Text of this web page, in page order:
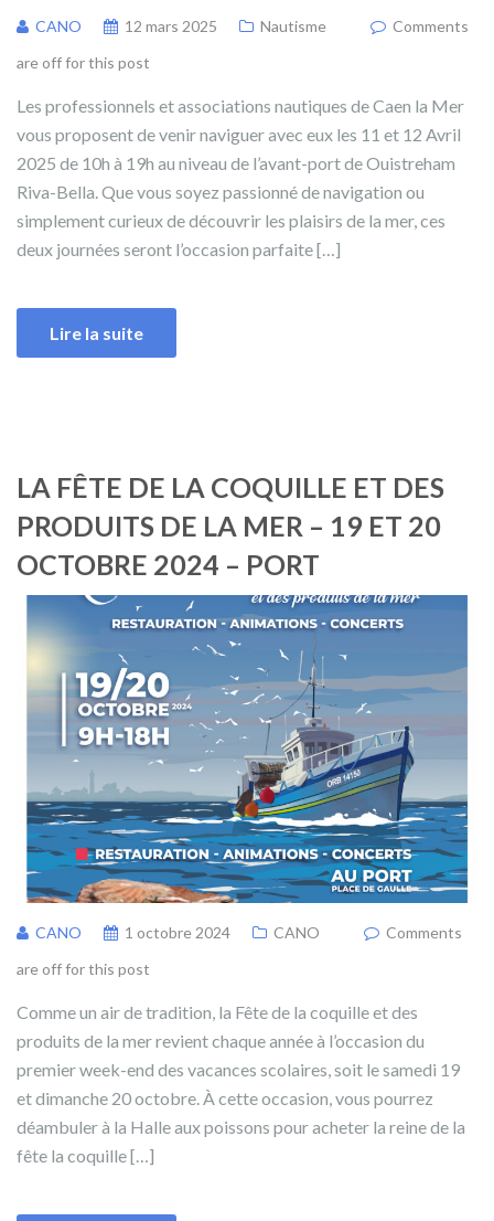
CANO 12 mars 2025 Nautisme
Comments
are off for this post
Les professionnels et associations nautiques de Caen la Mer
vous proposent de venir naviguer avec eux les 11 et 12 Avril
2025 de 10h à 19h au niveau de l’avant-port de Ouistreham
Riva-Bella. Que vous soyez passionné de navigation ou
simplement curieux de découvrir les plaisirs de la mer, ces
deux journées seront l’occasion parfaite […]
Lire la suite
LA FÊTE DE LA COQUILLE ET DES
PRODUITS DE LA MER – 19 ET 20
OCTOBRE 2024 – PORT
CANO 1 octobre 2024 CANO
Comments
are off for this post
Comme un air de tradition, la Fête de la coquille et des
produits de la mer revient chaque année à l’occasion du
premier week-end des vacances scolaires, soit le samedi 19
et dimanche 20 octobre. À cette occasion, vous pourrez
déambuler à la Halle aux poissons pour acheter la reine de la
fête la coquille […]